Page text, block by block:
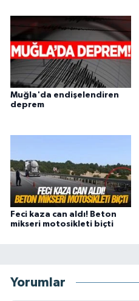
Muğla'da endişelendiren
deprem
Feci kaza can aldı! Beton
mikseri motosikleti biçti
Yorumlar